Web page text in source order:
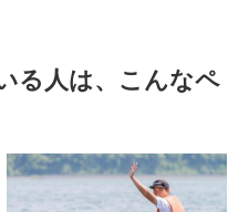
る人は、こんなペ